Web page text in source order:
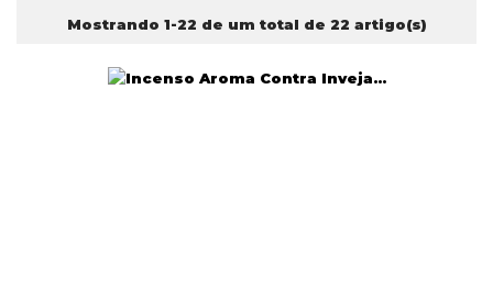
Mostrando 1-22 de um total de 22 artigo(s)